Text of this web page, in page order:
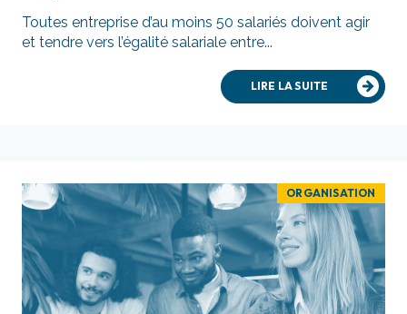
Toutes entreprise d’au moins 50 salariés doivent agir
et tendre vers l’égalité salariale entre...
LIRE LA SUITE
ORGANISATION